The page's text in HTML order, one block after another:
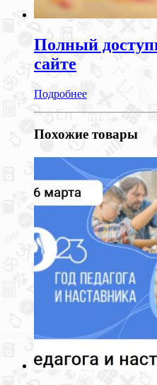
Полный
сайте
Подробнее
Похожие товары